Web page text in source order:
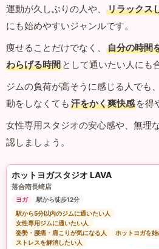
運動が久しぶりの人や、
リラックス
にも始めやすいジャンルです。
痩せることだけでなく、
自分の時間
わらげる時間 として通いたい人にも
ジムの負荷が高そうに感じる人でも
動をしなくても 汗をかく爽快感 を得
女性専用スタジオの安心感や、無理
認しましょう。
ホットヨガスタジオ LAVA
落合南長崎店
ヨガ
駅から徒歩12分
駅から5分以内のジムに通いたい人
女性専用ジムに通いたい人
姿勢・腰痛・肩こりが気になる人
ホットヨガを始
ストレスを解消したい人